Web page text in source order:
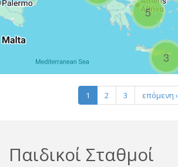
3
5
R
1 2 3 επόμενη ›
Παιδικοί Σταθμοί